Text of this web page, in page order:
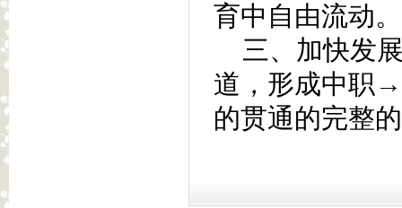
育中自由流动。
三、加快发
道，形成中职
的贯通的完整